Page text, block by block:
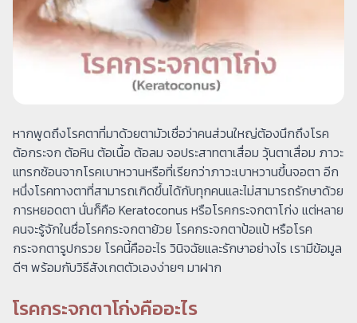
หากพูดถึงโรคตาที่มาด้วยตามัวเชื่อว่าคนส่วนใหญ่ต้องนึกถึงโรค
ต้อกระจก ต้อหิน ต้อเนื้อ ต้อลม จอประสาทตาเสื่อม วุ้นตาเสื่อม ภาวะ
แทรกซ้อนจากโรคเบาหวานหรือที่เรียกว่าภาวะเบาหวานขึ้นจอตา อีก
หนึ่งโรคทางตาที่สามารถเกิดขึ้นได้กับทุกคนและไม่สามารถรักษาด้วย
การหยอดตา นั่นก็คือ Keratoconus หรือโรคกระจกตาโก่ง แต่หลาย
คนจะรู้จักในชื่อโรคกระจกตาย้วย โรคกระจกตาป้อแป้ หรือโรค
กระจกตารูปกรวย โรคนี้คืออะไร วินิจฉัยและรักษาอย่างไร เรามีข้อมูล
ดีๆ พร้อมกับวิธีสังเกตตัวเองง่ายๆ มาฝาก
โรคกระจกตาโก่งคืออะไร